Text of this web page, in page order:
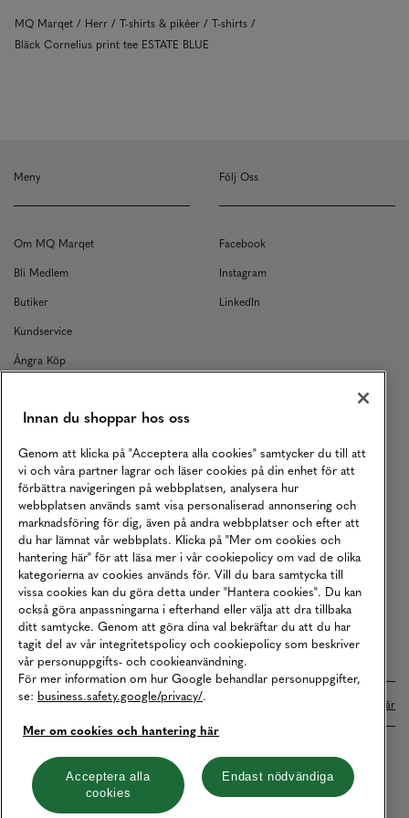
MQ Marqet Herr T-shirts & pikéer
T-shirts
Bläck Cornelius print tee ESTATE BLUE
Meny
Om MQ Marqet
Bli Medlem
Butiker
Kundservice
Ångra Köp
Returer
Köpvillkor
Karriär
Vårt Ansvar
Våra Tjänster
Press
Studentrabatt
B2B
Tillgänglighetsredogörelse
Följ Oss
Facebook
Instagram
LinkedIn
Betalningar online sköts i samarbete med Klarna. Läs mer här
Cookies Integritetspolicy
Hantera cookies
Innan du shoppar hos oss
Genom att klicka på "Acceptera alla cookies" samtycker du till att
vi och våra partner lagrar och läser cookies på din enhet för att
förbättra navigeringen på webbplatsen, analysera hur
webbplatsen används samt visa personaliserad annonsering och
marknadsföring för dig, även på andra webbplatser och efter att
du har lämnat vår webbplats. Klicka på "Mer om cookies och
hantering här" för att läsa mer i vår cookiepolicy om vad de olika
kategorierna av cookies används för. Vill du bara samtycka till
vissa cookies kan du göra detta under "Hantera cookies". Du kan
också göra anpassningarna i efterhand eller välja att dra tillbaka
ditt samtycke. Genom att göra dina val bekräftar du att du har
tagit del av vår integritetspolicy och cookiepolicy som beskriver
vår personuppgifts- och cookieanvändning.
För mer information om hur Google behandlar personuppgifter,
se: business.safety.google/privacy/.
Mer om cookies och hantering här
Acceptera alla
cookies
Endast nödvändiga